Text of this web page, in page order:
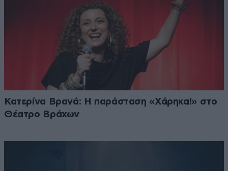
Κατερίνα Βρανά: Η παράσταση «Χάρηκα!» στο
Θέατρο Βράχων